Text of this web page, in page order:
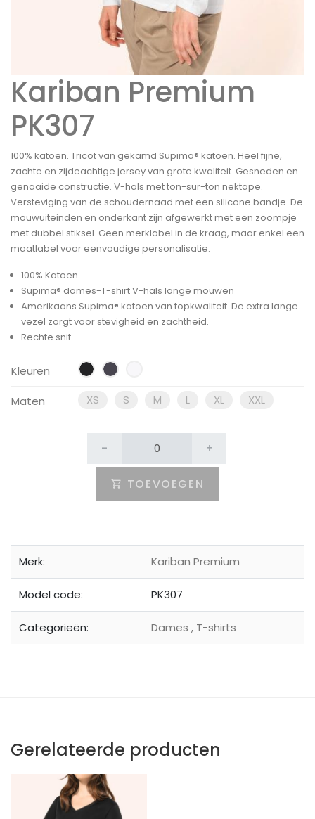
Kariban Premium
PK307
100% katoen. Tricot van gekamd Supima® katoen. Heel fijne,
zachte en zijdeachtige jersey van grote kwaliteit. Gesneden en
genaaide constructie. V-hals met ton-sur-ton nektape.
Versteviging van de schoudernaad met een silicone bandje. De
mouwuiteinden en onderkant zijn afgewerkt met een zoompje
met dubbel stiksel. Geen merklabel in de kraag, maar enkel een
maatlabel voor eenvoudige personalisatie.
100% Katoen
Supima® dames-T-shirt V-hals lange mouwen
Amerikaans Supima® katoen van topkwaliteit. De extra lange
vezel zorgt voor stevigheid en zachtheid.
Rechte snit.
Kleuren
Maten XS S M L XL XXL
- +
TOEVOEGEN
Merk: Kariban Premium
Model code: PK307
Categorieën: Dames , T-shirts
Gerelateerde producten